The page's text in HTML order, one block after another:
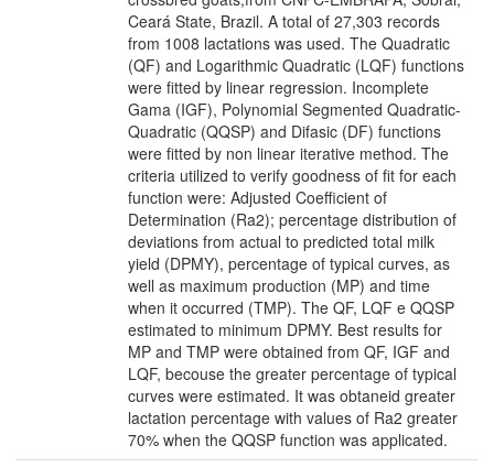
Ceará State, Brazil. A total of 27,303 records
from 1008 lactations was used. The Quadratic
(QF) and Logarithmic Quadratic (LQF) functions
were fitted by linear regression. Incomplete
Gama (IGF), Polynomial Segmented Quadratic-
Quadratic (QQSP) and Difasic (DF) functions
were fitted by non linear iterative method. The
criteria utilized to verify goodness of fit for each
function were: Adjusted Coefficient of
Determination (Ra2); percentage distribution of
deviations from actual to predicted total milk
yield (DPMY), percentage of typical curves, as
well as maximum production (MP) and time
when it occurred (TMP). The QF, LQF e QQSP
estimated to minimum DPMY. Best results for
MP and TMP were obtained from QF, IGF and
LQF, becouse the greater percentage of typical
curves were estimated. It was obtaneid greater
lactation percentage with values of Ra2 greater
70% when the QQSP function was applicated.